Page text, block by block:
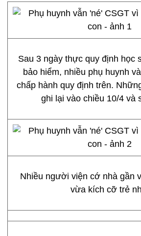
Sau 3 ngày thực quy định học
bảo hiểm, nhiều phụ huynh
chấp hành quy định trên.
ghi lại vào chiều 10/4 và
Nhiều người viện cớ nhà gần
vừa kích cỡ trẻ